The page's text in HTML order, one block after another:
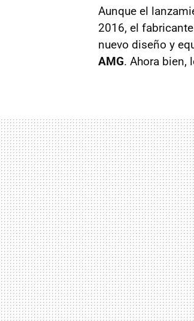
Aunque el
2016, el
nuevo diseño y
AMG. Ahora bien,